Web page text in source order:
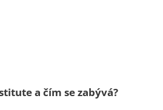
a čím se zabývá?